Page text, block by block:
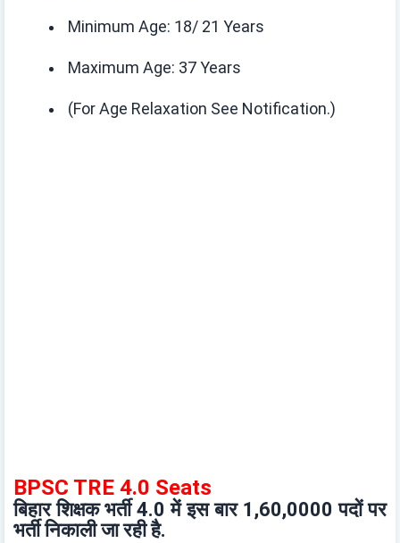
Minimum Age: 18/ 21 Years
Maximum Age: 37 Years
(For Age Relaxation See Notification.)
BPSC TRE 4.0 Seats
बिहार शिक्षक भर्ती 4.0 में इस बार 1,60,0000 पदों पर
भर्ती निकाली जा रही है.